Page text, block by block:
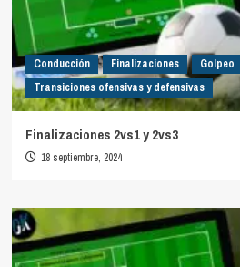
Conducción Finalizaciones Golpeo
Transiciones ofensivas y defensivas
Finalizaciones 2vs1 y 2vs3
18 septiembre, 2024